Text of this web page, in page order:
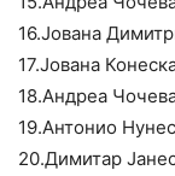
16.Јована
17.Јована
18.Андреа
19.Антонио
20.Димитар